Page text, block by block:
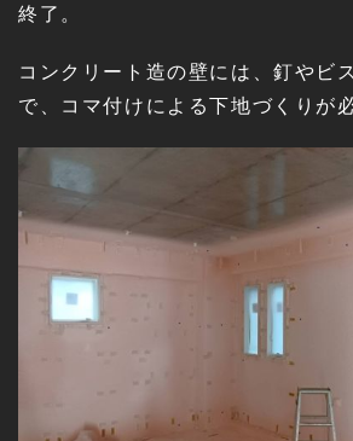
終了。
コンクリート造の壁には、釘やビ
で、コマ付けによる下地づくりが